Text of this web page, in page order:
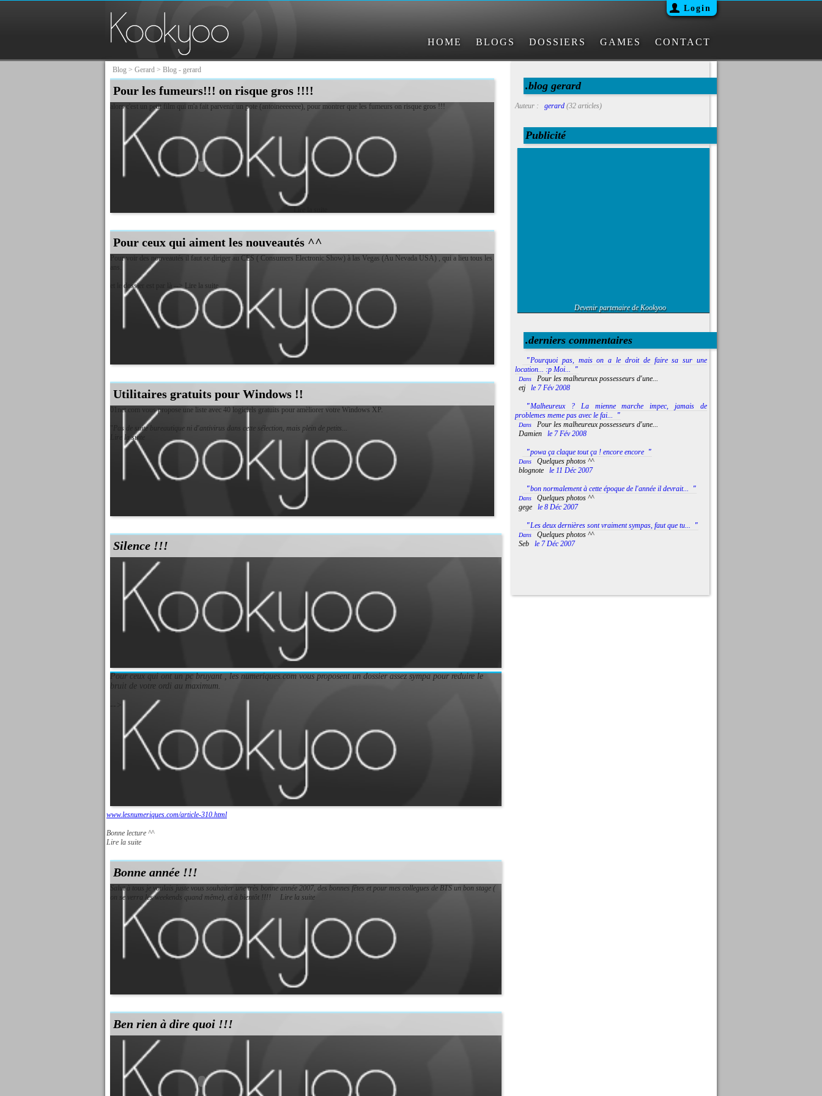
Login
HOME BLOGS DOSSIERS GAMES CONTACT
Blog > Gerard > Blog - gerard
Pour les fumeurs!!! on risque gros !!!!
alors c'est un petit film qui m'a fait parvenir un pote (antoineeeeeee), pour montrer que les fumeurs on risque gros !!!
Pour ceux qui aiment les nouveautés ^^
Pour voir des nouveautés il faut se diriger au CES ( Consumers Electronic Show) à las Vegas (Au Nevada USA) , qui a lieu tous les
et le dossier est par là --> Lire la suite
Utilitaires gratuits pour Windows !!
01net.com vous propose une liste avec 40 logiciels gratuits pour amèliorer votre Windows XP.
Pas de suite bureautique ni d'antivirus dans cette sélection, mais plein de petits...
Lire la suite
Silence !!!
Pour ceux qui ont un pc bruyant , les numeriques.com vous proposent un dossier assez sympa pour reduire le
bruit de votre ordi au maximum.
-->
www.lesnumeriques.com/article-310.html
Bonne lecture ^^
Lire la suite
Bonne année !!!
Salut à tous je voulais juste vous souhaiter une très bonne année 2007, des bonnes fêtes et pour mes collegues de BTS un bon stage (
on se verra les weekends quand même), et à bientôt !!!!
Lire la suite
Ben rien à dire quoi !!!
.blog gerard
Auteur : gerard (32 articles)
Publicité
Devenir partenaire de Kookyoo
.derniers commentaires
"Pourquoi pas, mais on a le droit de faire sa sur une
location... :p Moi...
"
Dans
Pour les malheureux possesseurs d'une...
etj
le 7 Fév 2008
"Malheureux ? La mienne marche impec, jamais de
problemes meme pas avec le fai...
"
Dans
Pour les malheureux possesseurs d'une...
Damien
le 7 Fév 2008
"powa ça claque tout ça ! encore encore "
Dans
Quelques photos ^^
blognote
le 11 Déc 2007
"bon normalement à cette époque de l'année il devrait... "
Dans
Quelques photos ^^
gege
le 8 Déc 2007
"Les deux dernières sont vraiment sympas, faut que tu... "
Dans
Quelques photos ^^
Seb
le 7 Déc 2007